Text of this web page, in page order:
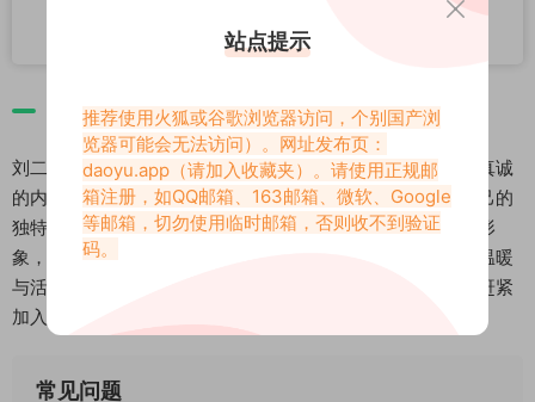
结语：无可抵挡的魅力
刘二萌不仅仅是一个颜值出众的博主，更是一位充满创意与真诚
的内容创作者。她通过抖音、微博和岛遇APP等平台，将自己的
独特魅力展现得淋漓尽致，凭借自然不做作的个性和甜美的形
象，吸引了无数忠实粉丝。她的每一条视频和动态都充满了温暖
与活力，给人带来了满满的正能量。如果你还没有关注她，赶紧
加入这个可爱又才华横溢的萌妹子大家庭吧！
常见问题
站点提示
推荐使用火狐或谷歌浏览器访问，个别国产浏
览器可能会无法访问）。网址发布页：
daoyu.app （请加入收藏夹）。请使用正规邮
箱注册，如QQ邮箱、163邮箱、微软、Google
等邮箱，切勿使用临时邮箱，否则收不到验证
码。